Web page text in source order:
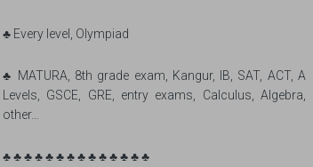
♣ Every level, Olympiad
♣ MATURA, 8th grade exam, Kangur, IB, SAT, ACT, A
Levels, GSCE, GRE, entry exams, Calculus, Algebra,
other…
♣ ♣ ♣ ♣ ♣ ♣ ♣ ♣ ♣ ♣ ♣ ♣ ♣ ♣